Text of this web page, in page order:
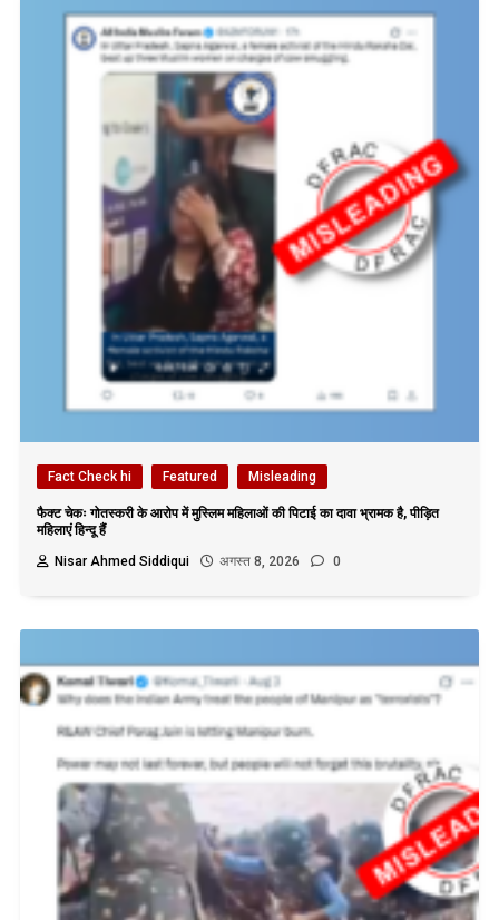
Fact Check hi Featured Misleading
फैक्ट चेकः गोतस्करी के आरोप में मुस्लिम महिलाओं की पिटाई का दावा भ्रामक है, पीड़ित
महिलाएं हिन्दू हैं
Nisar Ahmed Siddiqui
अगस्त 8, 2026 0